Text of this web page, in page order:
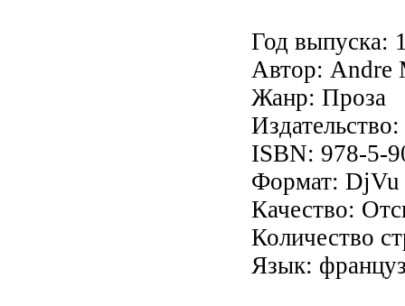
Год выпуска:
Автор: Andre
Жанр: Проза
ISBN: 978-5-
Формат: DjVu
Качество:
Количество
Язык: